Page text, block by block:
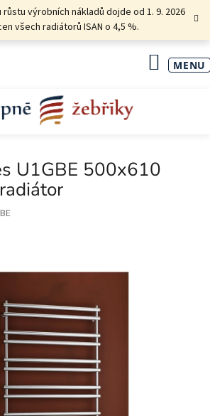
výrobních nákladů dojde od 1. 9. 2026
všech radiátorů ISAN o 4,5 %.
U1GBE 500x610